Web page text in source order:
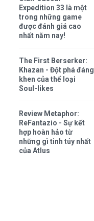
Expedition 33 là một
trong những game
được đánh giá cao
nhất năm nay!
The First Berserker:
Khazan - Đột phá đáng
khen của thể loại
Soul-likes
Review Metaphor:
ReFantazio - Sự kết
hợp hoàn hảo từ
những gì tinh túy nhất
của Atlus